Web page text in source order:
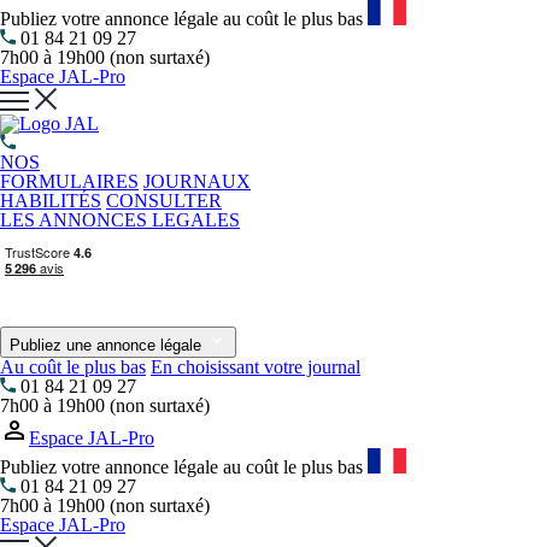
Publiez votre annonce légale au coût le plus bas
01 84 21 09 27
7h00 à 19h00 (non surtaxé)
Espace JAL-Pro
NOS
FORMULAIRES JOURNAUX
HABILITÉS CONSULTER
LES ANNONCES LEGALES
Publiez une annonce légale
Au coût le plus bas En choisissant votre journal
01 84 21 09 27
7h00 à 19h00 (non surtaxé)
Espace JAL-Pro
Publiez votre annonce légale au coût le plus bas
01 84 21 09 27
7h00 à 19h00 (non surtaxé)
Espace JAL-Pro